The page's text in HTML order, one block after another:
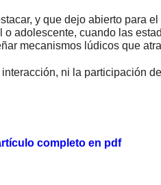
y que dejo abierto para
adolescente, cuando las
mecanismos lúdicos que
ni la participación
completo en pdf